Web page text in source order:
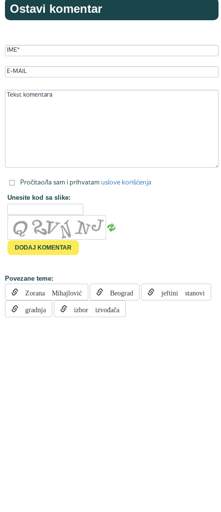
Ostavi komentar
Pročitao/la sam i prihvatam uslove korišćenja
Unesite kod sa slike:
Povezane teme:
Zorana Mihajlović Beograd jeftini stanovi
gradnja izbor izvođača